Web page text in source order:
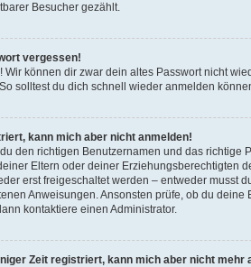
Besucher gezählt.
vergessen!
Wir können dir zwar dein altes Passwort nicht
solltest du dich schnell wieder anmelden
kann mich aber nicht anmelden!
den richtigen Benutzernamen und das
Eltern oder deiner Erziehungsberechtigten
erst freigeschaltet werden – entweder musst
Anweisungen. Ansonsten prüfe, ob du
kontaktiere einen Administrator.
Zeit registriert, kann mich aber nicht mehr